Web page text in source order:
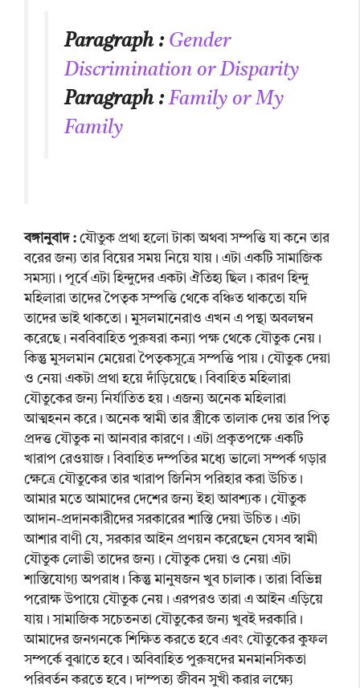
Paragraph : Gender
Discrimination or Disparity
Paragraph : Family or My
Family
বঙ্গানুবাদ : যৌতুক প্রথা হলো টাকা অথবা সম্পত্তি যা কনে তার
বরের জন্য তার বিয়ের সময় নিয়ে যায়। এটা একটি সামাজিক
সমস্যা। পূর্বে এটা হিন্দুদের একটা ঐতিহ্য ছিল। কারণ হিন্দু
মহিলারা তাদের পৈতৃক সম্পত্তি থেকে বঞ্চিত থাকতো যদি
তাদের ভাই থাকতো। মুসলমানেরাও এখন এ পন্থা অবলম্বন
করেছে। নববিবাহিত পুরুষরা কন্যা পক্ষ থেকে যৌতুক নেয়।
কিন্তু মুসলমান মেয়েরা পৈতৃকসূত্রে সম্পত্তি পায়। যৌতুক দেয়া
ও নেয়া একটা প্রথা হয়ে দাঁড়িয়েছে। বিবাহিত মহিলারা
যৌতুকের জন্য নির্যাতিত হয়। এজন্য অনেক মহিলারা
আত্মহনন করে। অনেক স্বামী তার স্ত্রীকে তালাক দেয় তার পিতৃ
প্রদত্ত যৌতুক না আনবার কারণে। এটা প্রকৃতপক্ষে একটি
খারাপ রেওয়াজ। বিবাহিত দম্পতির মধ্যে ভালো সম্পর্ক গড়ার
ক্ষেত্রে যৌতুকের তার খারাপ জিনিস পরিহার করা উচিত।
আমার মতে আমাদের দেশের জন্য ইহা আবশ্যক। যৌতুক
আদান-প্রদানকারীদের সরকারের শাস্তি দেয়া উচিত। এটা
আশার বাণী যে, সরকার আইন প্রণয়ন করেছেন যেসব স্বামী
যৌতুক লোভী তাদের জন্য। যৌতুক দেয়া ও নেয়া এটা
শাস্তিযোগ্য অপরাধ। কিন্তু মানুষজন খুব চালাক। তারা বিভিন্ন
পরোক্ষ উপায়ে যৌতুক নেয়। এরপরও তারা এ আইন এড়িয়ে
যায়। সামাজিক সচেতনতা যৌতুকের জন্য খুবই দরকারি।
আমাদের জনগনকে শিক্ষিত করতে হবে এবং যৌতুকের কুফল
সম্পর্কে বুঝাতে হবে। অবিবাহিত পুরুষদের মনমানসিকতা
পরিবর্তন করতে হবে। দাম্পত্য জীবন সুখী করার লক্ষ্যে